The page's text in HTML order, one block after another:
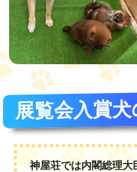
展覧会入賞
神屋荘では内閣総理大